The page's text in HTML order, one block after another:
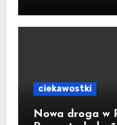
Krzemień
ciekawostki
Nowa droga w